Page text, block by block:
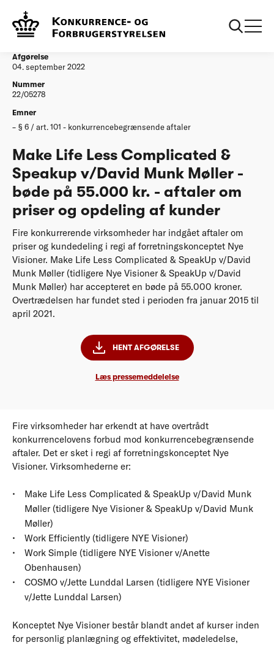
Afgørelser
Speakup v/David Munk Møller
Afgørelse
04. september 2022
Nummer
22/05278
Emner
§ 6 / art. 101 - konkurrencebegrænsende aftaler
Make Life Less Complicated &
Speakup v/David Munk Møller -
bøde på 55.000 kr. - aftaler om
priser og opdeling af kunder
Fire konkurrerende virksomheder har indgået aftaler om
priser og kundedeling i regi af forretningskonceptet Nye
Visioner. Make Life Less Complicated & SpeakUp v/David
Munk Møller (tidligere Nye Visioner & SpeakUp v/David
Munk Møller) har accepteret en bøde på 55.000 kroner.
Overtrædelsen har fundet sted i perioden fra januar 2015 til
april 2021.
HENT AFGØRELSE
Læs pressemeddelelse
Fire virksomheder har erkendt at have overtrådt
konkurrencelovens forbud mod konkurrencebegrænsende
aftaler. Det er sket i regi af forretningskonceptet Nye
Visioner. Virksomhederne er:
Make Life Less Complicated & SpeakUp v/David Munk
Møller (tidligere Nye Visioner & SpeakUp v/David Munk
Møller)
Work Efficiently (tidligere NYE Visioner)
Work Simple (tidligere NYE Visioner v/Anette
Obenhausen)
COSMO v/Jette Lunddal Larsen (tidligere NYE Visioner
v/Jette Lunddal Larsen)
Konceptet Nye Visioner består blandt andet af kurser inden
for personlig planlægning og effektivitet, mødeledelse,